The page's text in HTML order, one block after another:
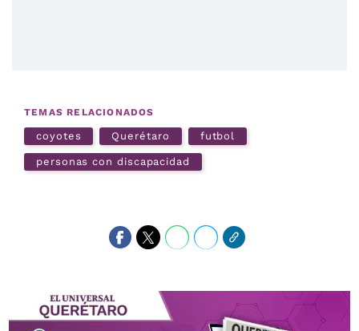
TEMAS RELACIONADOS
coyotes Querétaro futbol
personas con discapacidad